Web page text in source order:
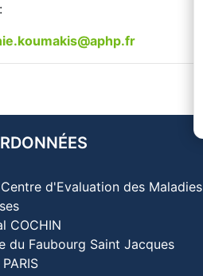
Centre d'Evaluation des Maladies
COCHIN
du Faubourg Saint Jacques